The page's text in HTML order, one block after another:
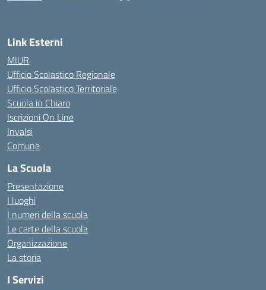
Link Esterni
MIUR
Ufficio Scolastico Regionale
Ufficio Scolastico Territoriale
Scuola in Chiaro
Iscrizioni On Line
Invalsi
Comune
La Scuola
Presentazione
I luoghi
I numeri della scuola
Le carte della scuola
Organizzazione
La storia
I Servizi